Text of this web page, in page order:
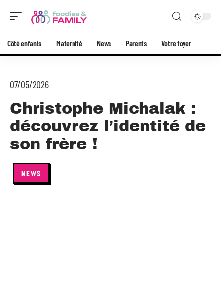
Côté enfants Maternité News Parents Votre foyer
07/05/2026
Christophe Michalak :
découvrez l’identité de
son frère !
NEWS